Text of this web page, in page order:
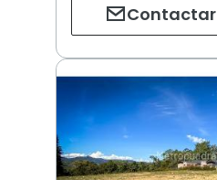
Contactar